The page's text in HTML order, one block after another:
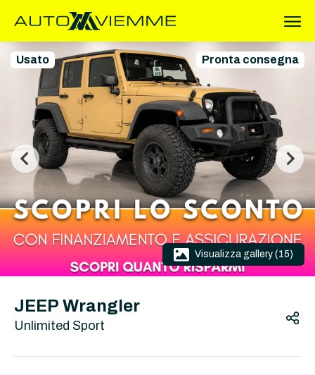
Usato Pronta consegna
Visualizza gallery (15)
JEEP Wrangler
Unlimited Sport